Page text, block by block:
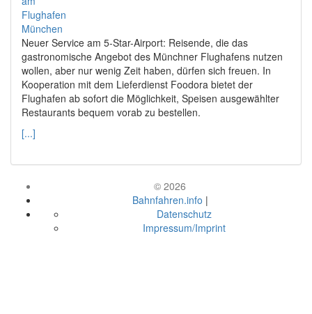
Neuer Service am 5-Star-Airport: Reisende, die das
gastronomische Angebot des Münchner Flughafens nutzen
wollen, aber nur wenig Zeit haben, dürfen sich freuen. In
Kooperation mit dem Lieferdienst Foodora bietet der
Flughafen ab sofort die Möglichkeit, Speisen ausgewählter
Restaurants bequem vorab zu bestellen.
[...]
© 2026
Bahnfahren.info |
Datenschutz
Impressum/Imprint